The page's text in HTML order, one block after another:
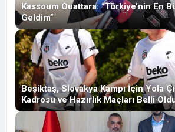
Kassoum Ouattara: “Türkiye’nin En
Geldim”
Beşiktaş, Slovakya Kampı İçin Yola
Kadrosu ve Hazırlık Maçları Belli